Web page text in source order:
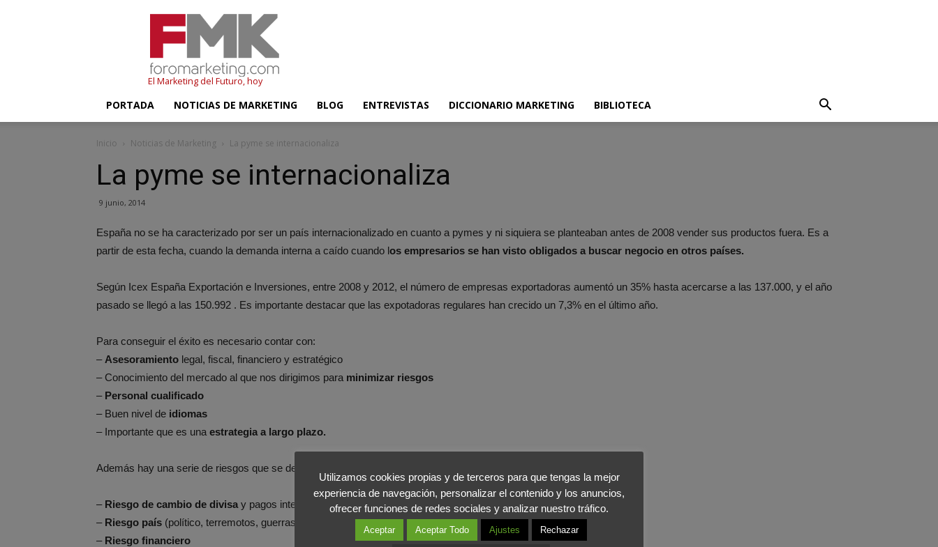
El Marketing del Futuro, hoy
PORTADA NOTICIAS DE MARKETING BLOG ENTREVISTAS DICCIONARIO MARKETING BIBLIOTECA
Inicio Noticias de Marketing La pyme se internacionaliza
La pyme se internacionaliza
9 junio, 2014
España no se ha caracterizado por ser un país internacionalizado en cuanto a pymes y ni siquiera se planteaban antes de 2008 vender sus productos fuera. Es a
partir de esta fecha, cuando la demanda interna a caído cuando los empresarios se han visto obligados a buscar negocio en otros países.
Según Icex España Exportación e Inversiones, entre 2008 y 2012, el número de empresas exportadoras aumentó un 35% hasta acercarse a las 137.000, y el año
pasado se llegó a las 150.992 . Es importante destacar que las expotadoras regulares han crecido un 7,3% en el último año.
Para conseguir el éxito es necesario contar con:
– Asesoramiento legal, fiscal, financiero y estratégico
– Conocimiento del mercado al que nos dirigimos para minimizar riesgos
– Personal cualificado
– Buen nivel de idiomas
– Importante que es una estrategia a largo plazo.
Además hay una serie de riesgos que se deben asumir como:
– Riesgo de cambio de divisa y pagos internacionales
–Riesgo país (político, terremotos, guerras)
– Riesgo financiero
Utilizamos cookies propias y de terceros para que tengas la mejor
experiencia de navegación, personalizar el contenido y los anuncios,
ofrecer funciones de redes sociales y analizar nuestro tráfico.
Aceptar Aceptar Todo Ajustes Rechazar